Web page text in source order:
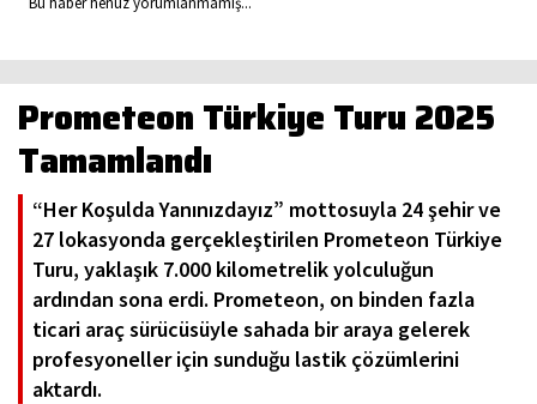
Prometeon Türkiye Turu 2025
Tamamlandı
“Her Koşulda Yanınızdayız” mottosuyla 24 şehir ve
27 lokasyonda gerçekleştirilen Prometeon Türkiye
Turu, yaklaşık 7.000 kilometrelik yolculuğun
ardından sona erdi. Prometeon, on binden fazla
ticari araç sürücüsüyle sahada bir araya gelerek
profesyoneller için sunduğu lastik çözümlerini
aktardı.